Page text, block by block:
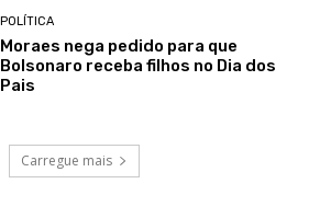
POLÍTICA
Moraes nega pedido para que
Bolsonaro receba filhos no Dia dos
Pais
Carregue mais